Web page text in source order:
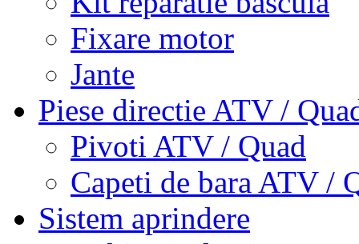
Fixare motor
Jante
Piese directie ATV /
Pivoti ATV / Quad
Capeti de bara ATV /
Sistem aprindere